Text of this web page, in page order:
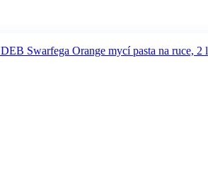
DEB Swarfega Orange mycí pasta na ruce, 2 l